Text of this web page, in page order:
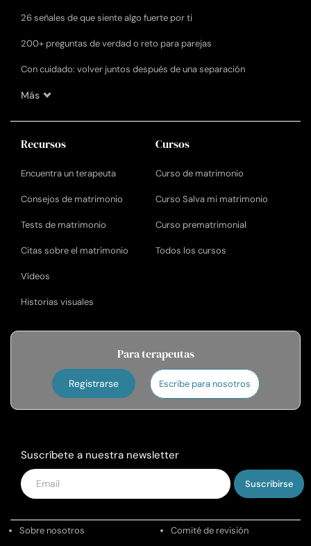
26 señales de que siente algo fuerte por ti
200+ preguntas de verdad o reto para parejas
Con cuidado: volver juntos después de una separación
Más
Recursos
Encuentra un terapeuta
Consejos de matrimonio
Tests de matrimonio
Citas sobre el matrimonio
Vídeos
Historias visuales
Cursos
Curso de matrimonio
Curso Salva mi matrimonio
Curso prematrimonial
Todos los cursos
Para terapeutas
Registrarse Escribe para nosotros
Suscríbete a nuestra newsletter
Introduce
tu
Sobre nosotros Comité de revisión